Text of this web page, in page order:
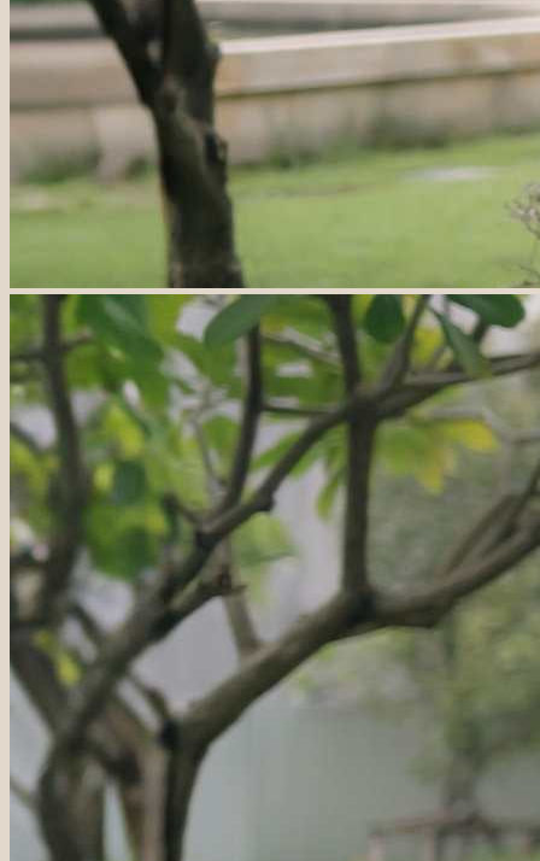
ชุดผลไม้พรีเมี่ยม
ชุดรังนกเพื่อสุขภาพ
ชุดผลไม้เยี่ยมผู้ป่วย
ชุดกระเป๋าเยี่ยมไข้พร้อมทาน
ชุดเครื่องดื่มเยี่ยมผู้ป่วย
ชุดผลไม้แสดงความยินดี
ชุดผลไม้เกษียณอายุ
ชุดผลไม้วันเกิด
ชุดเค้กผลไม้วันเกิด
ของขวัญรับปริญญา
ช่อดอกไม้กินได้
ชุดช่อดอกไม้แสดงความยินดี
ชุดของขวัญดูแลสุขภาพแม่และลูกวัยเติบโต
ชุดตะกร้าของขวัญ
ชุดผลไม้พร้อมทาน
Onsite Service